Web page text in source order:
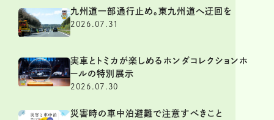
九州道一部通行止め。東九州道へ迂回を
2026.07.31
実車とトミカが楽しめるホンダコレクションホ
ールの特別展示
2026.07.30
災害時の車中泊避難で注意すべきこと